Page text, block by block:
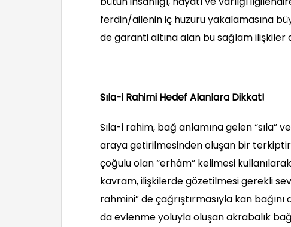
ferdin/ailenin iç huzuru yakalamasına
de garanti altına alan bu sağlam ilişkiler
Sıla-i Rahimi Hedef Alanlara Dikkat!
Sıla-i rahim, bağ anlamına gelen
araya getirilmesinden oluşan bir
çoğulu olan “erhâm” kelimesi
kavram, ilişkilerde gözetilmesi gerekli
rahmini” de çağrıştırmasıyla kan
da evlenme yoluyla oluşan akrabalık